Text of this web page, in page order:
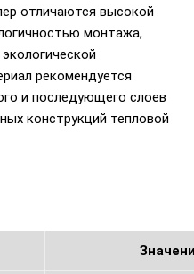
отличаются высокой
монтажа,
рекомендуется
и последующего слоев
конструкций тепловой